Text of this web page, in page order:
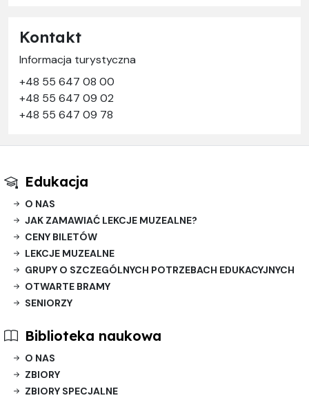
Kontakt
Informacja turystyczna
+48 55 647 08 00
+48 55 647 09 02
+48 55 647 09 78
Edukacja
O NAS
JAK ZAMAWIAĆ LEKCJE MUZEALNE?
CENY BILETÓW
LEKCJE MUZEALNE
GRUPY O SZCZEGÓLNYCH POTRZEBACH EDUKACYJNYCH
OTWARTE BRAMY
SENIORZY
Biblioteka naukowa
O NAS
ZBIORY
ZBIORY SPECJALNE